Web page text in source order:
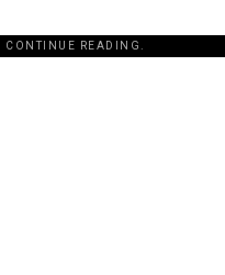
CONTINUE READING.